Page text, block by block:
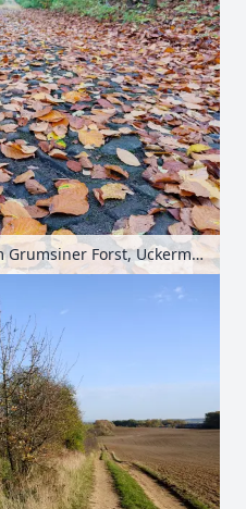
Herbstlicher Pflasterweg am Grumsiner Forst, Uckermark, Brandenburg, Deutschland